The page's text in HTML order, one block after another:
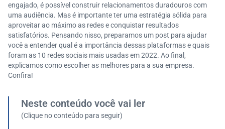
engajado, é possível construir relacionamentos duradouros com
uma audiência. Mas é importante ter uma estratégia sólida para
aproveitar ao máximo as redes e conquistar resultados
satisfatórios. Pensando nisso, preparamos um post para ajudar
você a entender qual é a importância dessas plataformas e quais
foram as 10 redes sociais mais usadas em 2022. Ao final,
explicamos como escolher as melhores para a sua empresa.
Confira!
Neste conteúdo você vai ler
(Clique no conteúdo para seguir)